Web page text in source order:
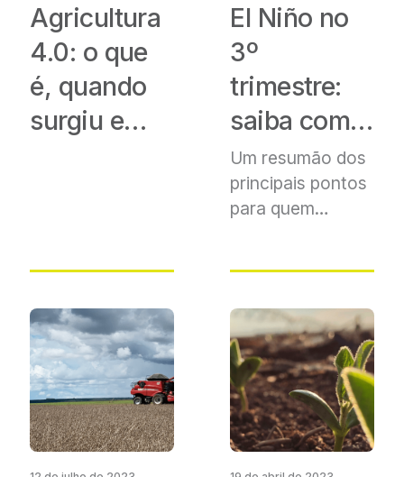
Agricultura
4.0: o que
é, quando
surgiu e
El Niño no
3º
trimestre:
saiba como
o fenômeno
pode
impactar
principais
culturas
brasileiras
Um resumão dos
principais pontos
para quem